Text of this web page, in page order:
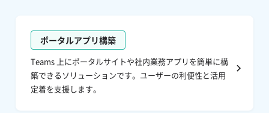
ポータルアプリ構築
Teams 上にポータルサイトや社内業務アプリを簡単に構
築できるソリューションです。ユーザーの利便性と活用
定着を支援します。